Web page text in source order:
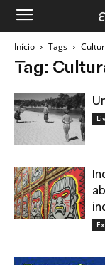
Início Tags
Tag: